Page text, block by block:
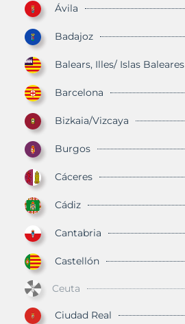
Ávila
Badajoz
Balears, Illes/ Islas Baleares
Barcelona
Bizkaia/Vizcaya
Burgos
Cáceres
Cádiz
Cantabria
Castellón
Ceuta
Ciudad Real